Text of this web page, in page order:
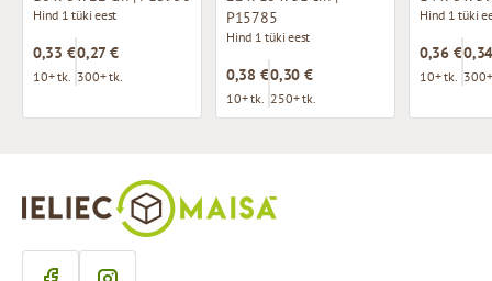
Hind 1 tüki eest
0,33 €
10+ tk.
0,27 €
300+ tk.
P15785
Hind 1 tüki eest
0,38 €
10+ tk.
0,30 €
250+ tk.
Hind 1 tüki
0,36 €
10+ tk.